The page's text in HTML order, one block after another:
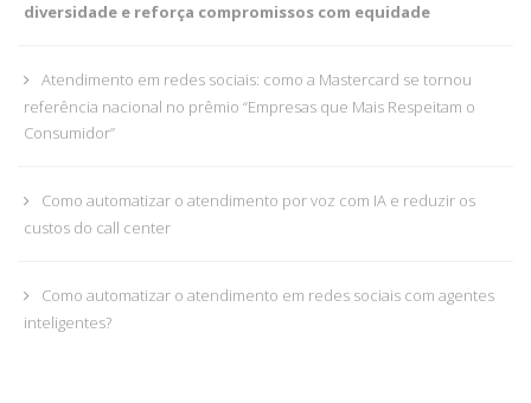
diversidade e reforça compromissos com equidade
Atendimento em redes sociais: como a Mastercard se tornou
referência nacional no prêmio “Empresas que Mais Respeitam o
Consumidor”
Como automatizar o atendimento por voz com IA e reduzir os
custos do call center
Como automatizar o atendimento em redes sociais com agentes
inteligentes?